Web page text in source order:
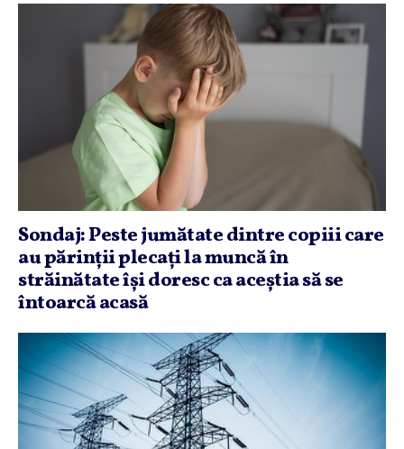
Sondaj: Peste jumătate dintre copiii care
au părinţii plecaţi la muncă în
străinătate îşi doresc ca aceştia să se
întoarcă acasă